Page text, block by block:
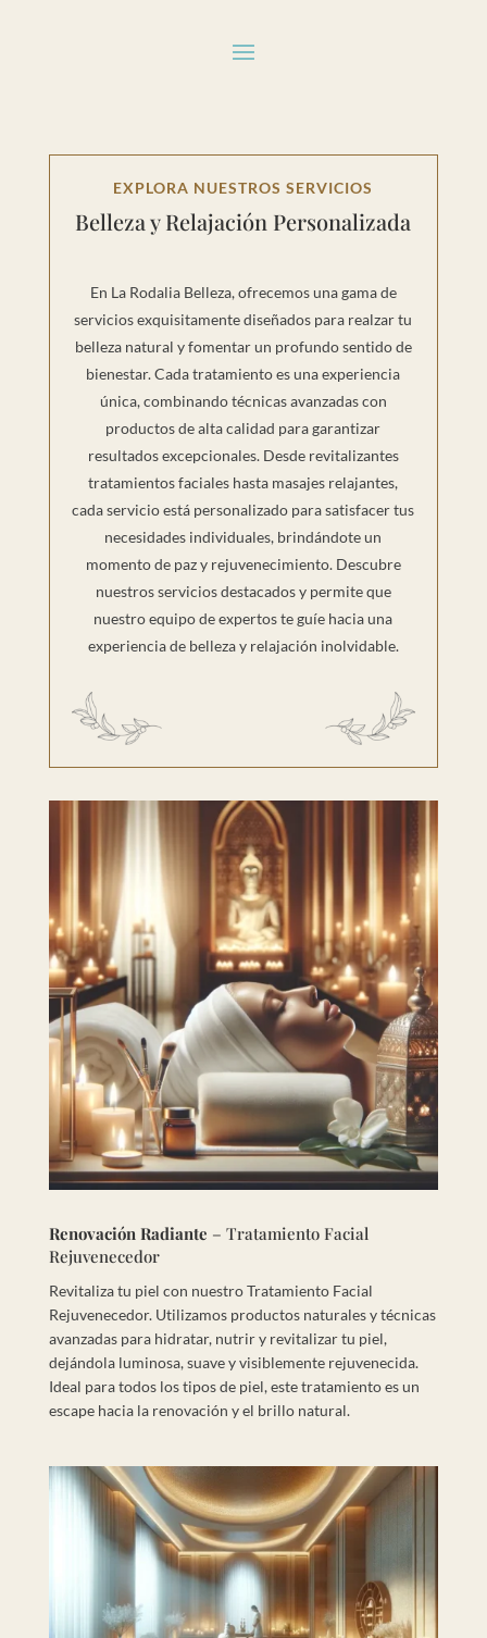
EXPLORA NUESTROS SERVICIOS
Belleza y Relajación Personalizada
En La Rodalia Belleza, ofrecemos una gama de
servicios exquisitamente diseñados para realzar tu
belleza natural y fomentar un profundo sentido de
bienestar. Cada tratamiento es una experiencia
única, combinando técnicas avanzadas con
productos de alta calidad para garantizar
resultados excepcionales. Desde revitalizantes
tratamientos faciales hasta masajes relajantes,
cada servicio está personalizado para satisfacer tus
necesidades individuales, brindándote un
momento de paz y rejuvenecimiento. Descubre
nuestros servicios destacados y permite que
nuestro equipo de expertos te guíe hacia una
experiencia de belleza y relajación inolvidable.
Renovación Radiante – Tratamiento Facial
Rejuvenecedor
Revitaliza tu piel con nuestro Tratamiento Facial
Rejuvenecedor. Utilizamos productos naturales y técnicas
avanzadas para hidratar, nutrir y revitalizar tu piel,
dejándola luminosa, suave y visiblemente rejuvenecida.
Ideal para todos los tipos de piel, este tratamiento es un
escape hacia la renovación y el brillo natural.